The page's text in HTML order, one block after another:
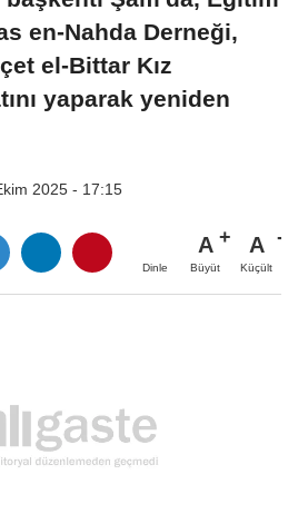
en-Nahda Derneği,
el-Bittar Kız
yaparak yeniden
2025 - 17:15
Dinle
A
Büyüt
A
Küçült